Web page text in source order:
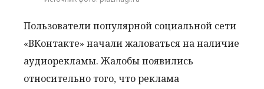
Пользователи популярной социальной сети
«ВКонтакте» начали жаловаться на наличие
аудиорекламы. Жалобы появились
относительно того, что реклама